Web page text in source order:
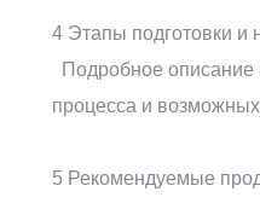
4 Этапы подготовки
Подробное описание
процесса и
5 Рекомендуемые